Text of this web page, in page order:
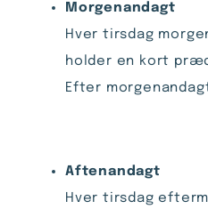
Morgenandagt
Hver tirsdag
holder en kort
Efter
Aftenandagt
Hver tirsdag